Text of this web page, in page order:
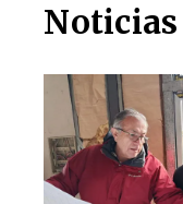
Noticias